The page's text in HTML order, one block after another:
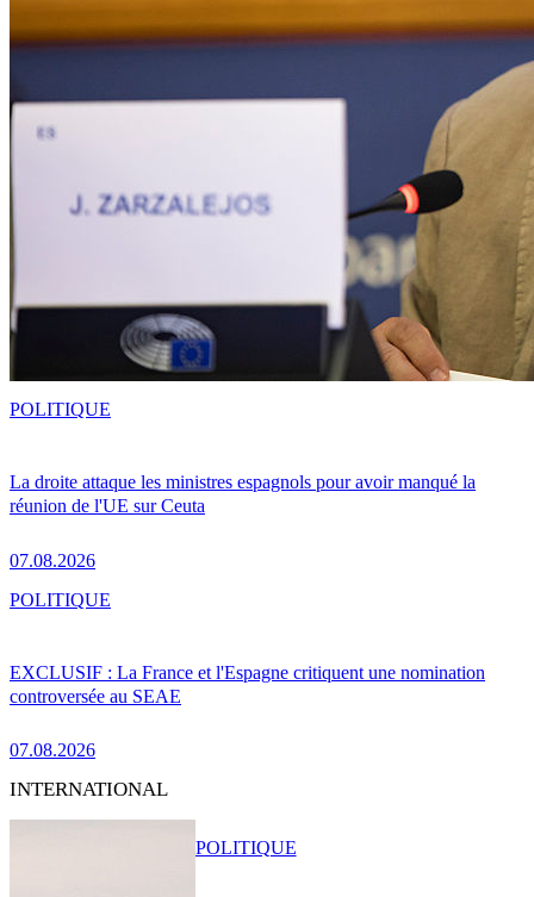
La droite attaque les ministres espagnols pour avoir manqué la
réunion de l'UE sur Ceuta
07.08.2026
POLITIQUE
EXCLUSIF : La France et l'Espagne critiquent une nomination
controversée au SEAE
07.08.2026
POLITIQUE
INTERNATIONAL
POLITIQUE